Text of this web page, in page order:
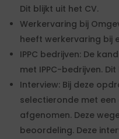
Dit blijkt uit het CV.
Werkervaring bij
heeft werkervaring bij
IPPC bedrijven: De
met IPPC-bedrijven.
Interview: Bij deze
selectieronde met
afgenomen. Deze
beoordeling. Deze